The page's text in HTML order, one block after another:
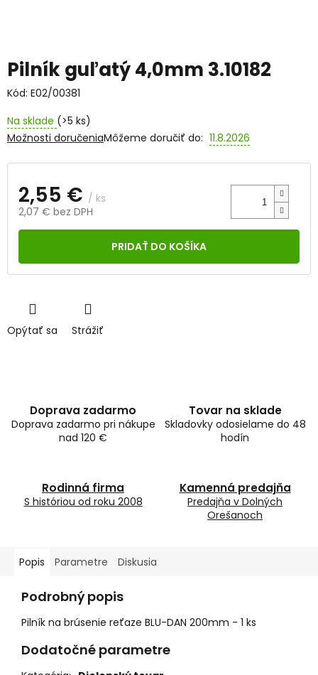
Pilník guľatý 4,0mm 3.10182
Kód: E02/00381
Na sklade (>5 ks)
Môžeme doručiť do: 11.8.2026
Možnosti doručenia
2,55 € / ks
2,07 € bez DPH
Jednotková
PRIDAŤ DO KOŠÍKA
Opýtať sa Strážiť
Doprava zadarmo
Doprava zadarmo pri nákupe
nad 120 €
Tovar na sklade
Skladovky odosielame do 48
hodín
Rodinná firma
S históriou od roku 2008
Kamenná predajňa
Predajňa v Dolných
Orešanoch
Popis Parametre Diskusia
Podrobný popis
Pilník na brúsenie reťaze BLU-DAN 200mm - 1 ks
Dodatočné parametre